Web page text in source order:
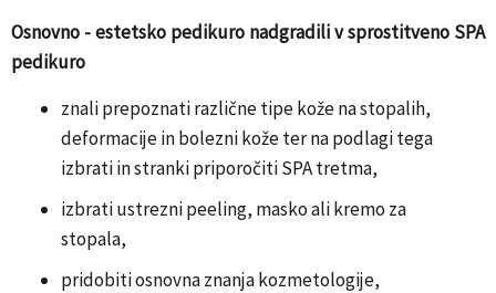
Osnovno - estetsko pedikuro nadgradili v sprostitveno SPA
pedikuro
znali prepoznati različne tipe kože na stopalih,
deformacije in bolezni kože ter na podlagi tega
izbrati in stranki priporočiti SPA tretma,
izbrati ustrezni peeling, masko ali kremo za
stopala,
pridobiti osnovna znanja kozmetologije,